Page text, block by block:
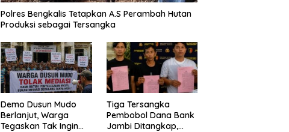
Polres Bengkalis Tetapkan A.S Perambah Hutan
Produksi sebagai Tersangka
Demo Dusun Mudo
Berlanjut, Warga
Tegaskan Tak Ingin
Tiga Tersangka
Pembobol Dana Bank
Jambi Ditangkap,